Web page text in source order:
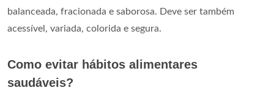
balanceada, fracionada e saborosa. Deve ser também
acessível, variada, colorida e segura.
Como evitar hábitos alimentares
saudáveis?